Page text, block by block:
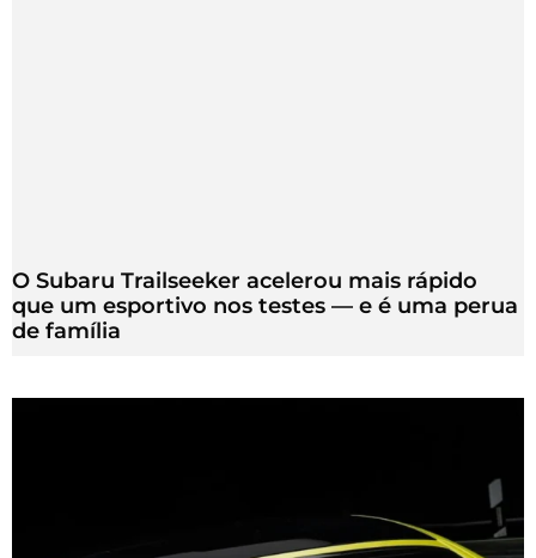
O Subaru Trailseeker acelerou mais rápido
que um esportivo nos testes — e é uma perua
de família